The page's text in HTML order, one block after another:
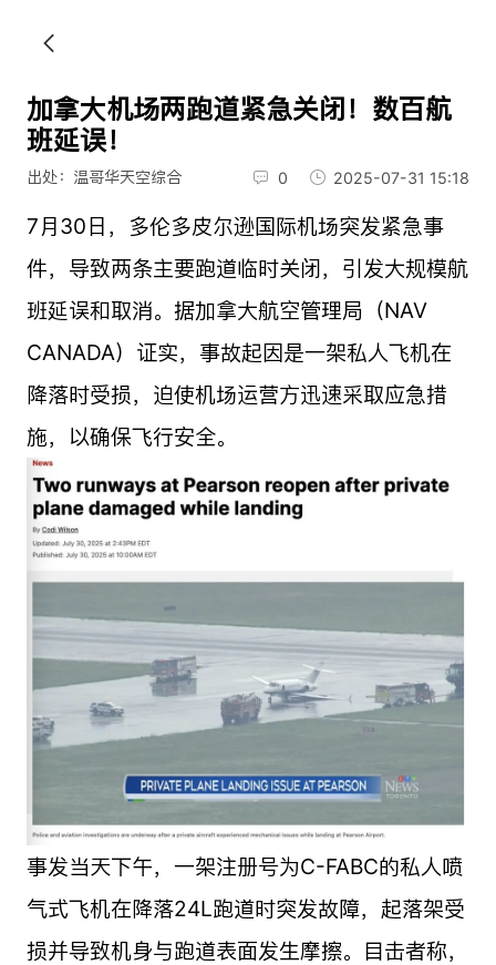
加拿大机场两跑道紧急关闭！数百航
班延误！
出处：温哥华天空综合 0 2025-07-31 15:18
7月30日，多伦多皮尔逊国际机场突发紧急事
件，导致两条主要跑道临时关闭，引发大规模航
班延误和取消。据加拿大航空管理局（NAV
CANADA）证实，事故起因是一架私人飞机在
降落时受损，迫使机场运营方迅速采取应急措
施，以确保飞行安全。
事发当天下午，一架注册号为C-FABC的私人喷
气式飞机在降落24L跑道时突发故障，起落架受
损并导致机身与跑道表面发生摩擦。目击者称，